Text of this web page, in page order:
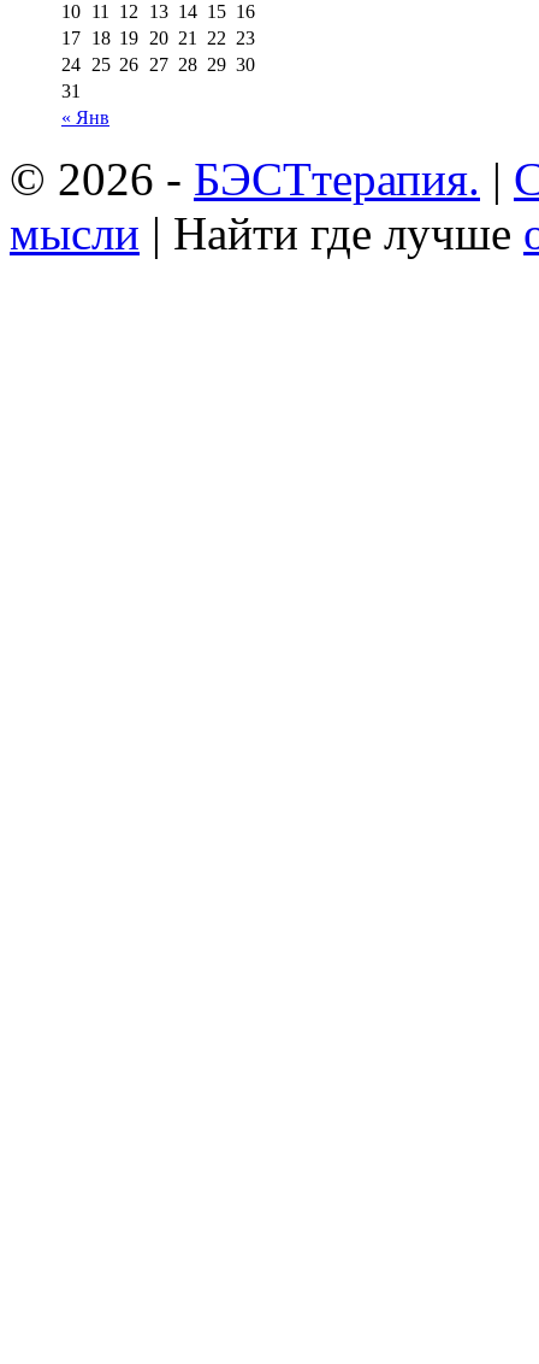
« Янв
10 11 12 13 14 15 16
17 18 19 20 21 22 23
24 25 26 27 28 29 30
31
© 2026 - БЭСТтерапия. |
мысли | Найти где лучше